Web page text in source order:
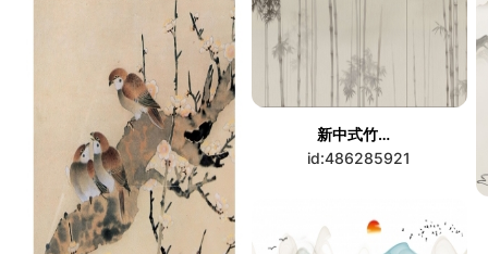
新中式竹子壁画
id:486285921